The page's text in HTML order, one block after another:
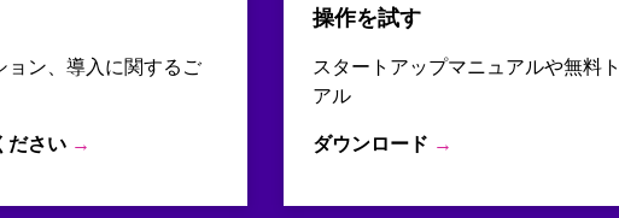
ョン、導入に関するご
ださい →
操作を試す
スタートアップマニュアルや無料
アル
ダウンロード →